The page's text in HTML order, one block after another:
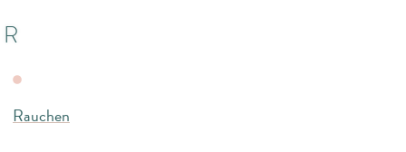
R
Rauchen